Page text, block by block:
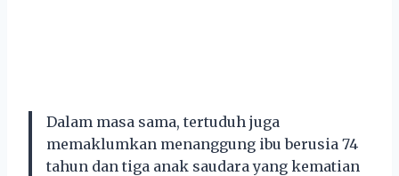
Dalam masa sama, tertuduh juga
memaklumkan menanggung ibu berusia 74
tahun dan tiga anak saudara yang kematian